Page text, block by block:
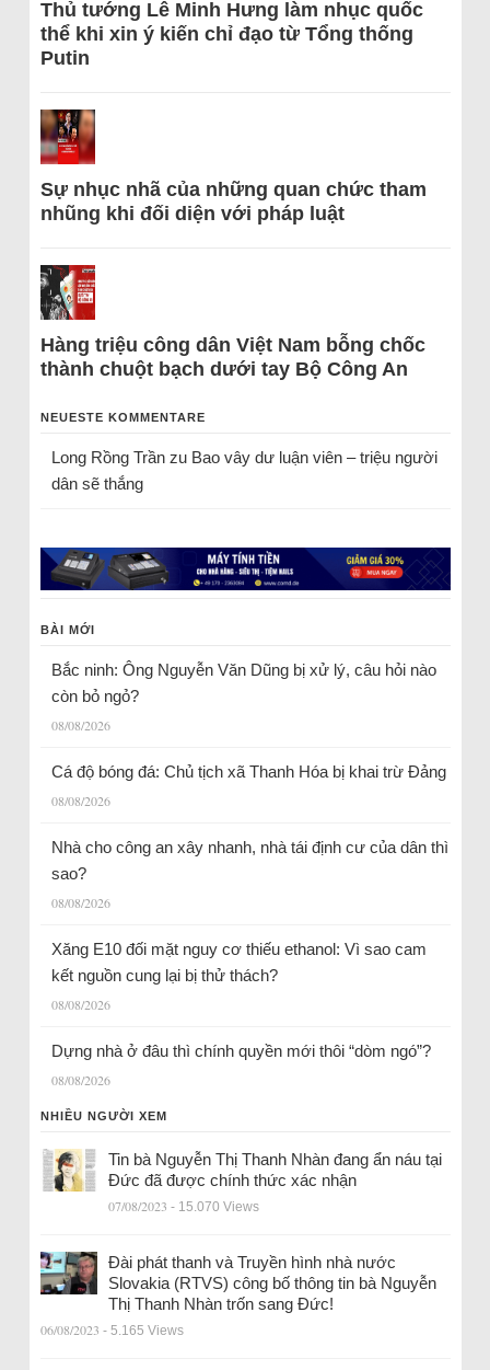
Thủ tướng Lê Minh Hưng làm nhục quốc
thể khi xin ý kiến chỉ đạo từ Tổng thống
Putin
Sự nhục nhã của những quan chức tham
nhũng khi đối diện với pháp luật
Hàng triệu công dân Việt Nam bỗng chốc
thành chuột bạch dưới tay Bộ Công An
NEUESTE KOMMENTARE
Long Rồng Trầnzu Bao vây dư luận viên – triệu người
dân sẽ thắng
BÀI MỚI
Bắc ninh: Ông Nguyễn Văn Dũng bị xử lý, câu hỏi nào
còn bỏ ngỏ?
08/08/2026
Cá độ bóng đá: Chủ tịch xã Thanh Hóa bị khai trừ Đảng
08/08/2026
Nhà cho công an xây nhanh, nhà tái định cư của dân thì
sao?
08/08/2026
Xăng E10 đối mặt nguy cơ thiếu ethanol: Vì sao cam
kết nguồn cung lại bị thử thách?
08/08/2026
Dựng nhà ở đâu thì chính quyền mới thôi “dòm ngó”?
08/08/2026
NHIỀU NGƯỜI XEM
Tin bà Nguyễn Thị Thanh Nhàn đang ẩn náu tại
Đức đã được chính thức xác nhận
07/08/2023 - 15.070 Views
Đài phát thanh và Truyền hình nhà nước
Slovakia (RTVS) công bố thông tin bà Nguyễn
Thị Thanh Nhàn trốn sang Đức!
06/08/2023 - 5.165 Views